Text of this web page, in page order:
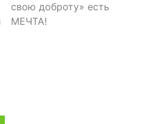
свою доброту» есть
МЕЧТА!